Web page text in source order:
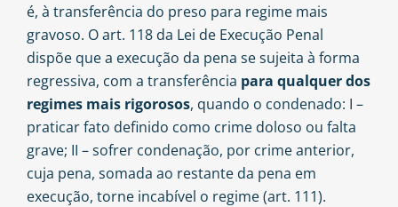
é, à transferência do preso para regime mais
gravoso. O art. 118 da Lei de Execução Penal
dispõe que a execução da pena se sujeita à forma
regressiva, com a transferência para qualquer dos
regimes mais rigorosos, quando o condenado: I –
praticar fato definido como crime doloso ou falta
grave; II – sofrer condenação, por crime anterior,
cuja pena, somada ao restante da pena em
execução, torne incabível o regime (art. 111).